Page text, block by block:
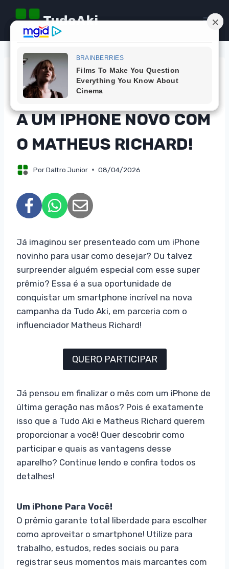
Pular
para
TudoAki
CAMPANHAS
PARTICIPE E CONCORRA
A UM IPHONE NOVO COM
O MATHEUS RICHARD!
PorDaltro Junior 08/04/2026
Já imaginou ser presenteado com um iPhone
novinho para usar como desejar? Ou talvez
surpreender alguém especial com esse super
prêmio? Essa é a sua oportunidade de
conquistar um smartphone incrível na nova
campanha da Tudo Aki, em parceria com o
influenciador Matheus Richard!
QUERO PARTICIPAR
Já pensou em finalizar o mês com um iPhone de
última geração nas mãos? Pois é exatamente
isso que a Tudo Aki e Matheus Richard querem
proporcionar a você! Quer descobrir como
participar e quais as vantagens desse
aparelho? Continue lendo e confira todos os
detalhes!
Um iPhone Para Você!
O prêmio garante total liberdade para escolher
como aproveitar o smartphone! Utilize para
trabalho, estudos, redes sociais ou para
registrar seus momentos mais marcantes com